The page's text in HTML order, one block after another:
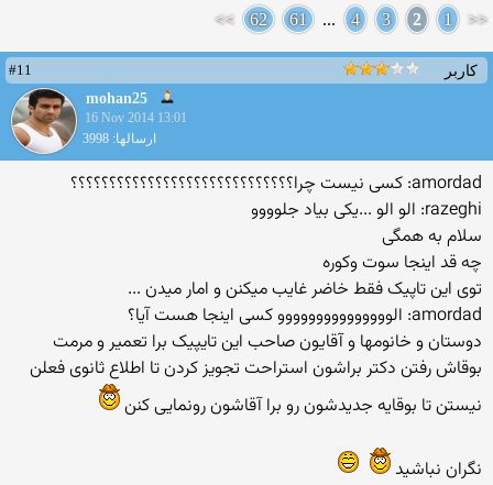
<<
1
2
3
4
...
61
62
>>
کاربر
#11
mohan25
16 Nov 2014 13:01
ارسالها: 3998
amordad: کسی نیست چرا؟؟؟؟؟؟؟؟؟؟؟؟؟؟؟؟؟؟؟؟؟؟؟؟؟؟؟؟؟
razeghi: الو الو ...یکی بیاد جلوووو
سلام به همگی
چه قد اینجا سوت وکوره
توی این تاپیک فقط خاضر غایب میکنن و امار میدن ...
amordad: الووووووووووووووو کسی اینجا هست آیا؟
دوستان و خانومها و آقایون صاحب این تایپیک برا تعمیر و مرمت
بوقاش رفتن دکتر براشون استراحت تجویز کردن تا اطلاع ثانوی فعلن
نیستن تا بوقایه جدیدشون رو برا آقاشون رونمایی کنن
نگران نباشید